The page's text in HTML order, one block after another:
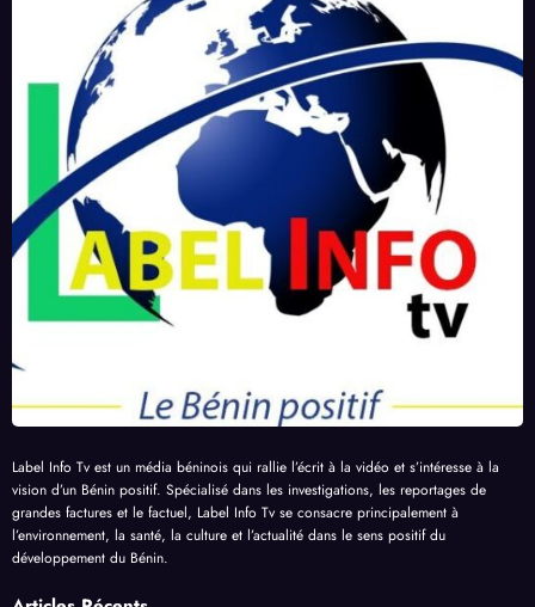
Label Info Tv est un média béninois qui rallie l’écrit à la vidéo et s’intéresse à la
vision d’un Bénin positif. Spécialisé dans les investigations, les reportages de
grandes factures et le factuel, Label Info Tv se consacre principalement à
l’environnement, la santé, la culture et l’actualité dans le sens positif du